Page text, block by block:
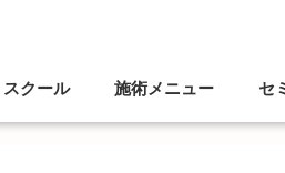
スクール 施術メニュー セ